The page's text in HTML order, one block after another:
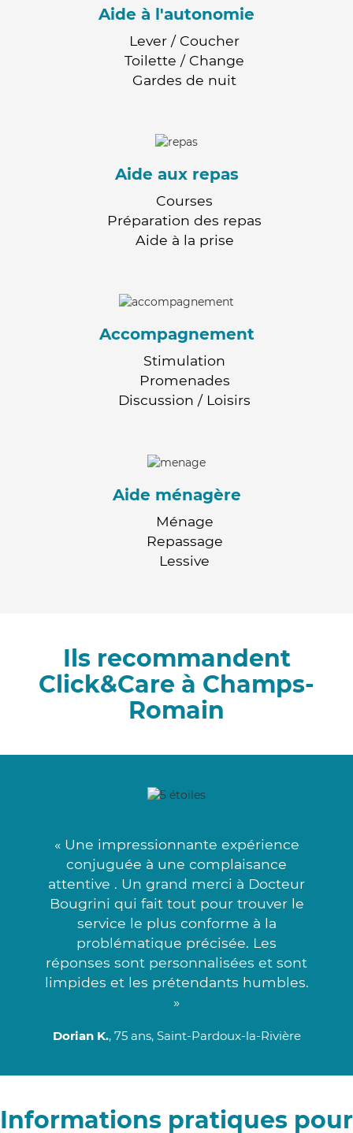
Aide à l'autonomie
Lever / Coucher
Toilette / Change
Gardes de nuit
Aide aux repas
Courses
Préparation des repas
Aide à la prise
Accompagnement
Stimulation
Promenades
Discussion / Loisirs
Aide ménagère
Ménage
Repassage
Lessive
Ils recommandent
Click&Care à Champs-
Romain
« Une impressionnante expérience
conjuguée à une complaisance
attentive . Un grand merci à Docteur
Bougrini qui fait tout pour trouver le
service le plus conforme à la
problématique précisée. Les
réponses sont personnalisées et sont
limpides et les prétendants humbles.
»
Dorian K., 75 ans, Saint-Pardoux-la-Rivière
Informations pratiques pour